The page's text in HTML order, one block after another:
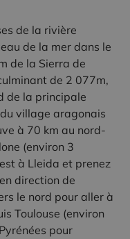
de la rivière
de la mer dans le
de la Sierra de
de 2 077m,
de la principale
village aragonais
à 70 km au nord-
(environ 3
à Lleida et prenez
direction de
le nord pour aller à
Toulouse (environ
pour